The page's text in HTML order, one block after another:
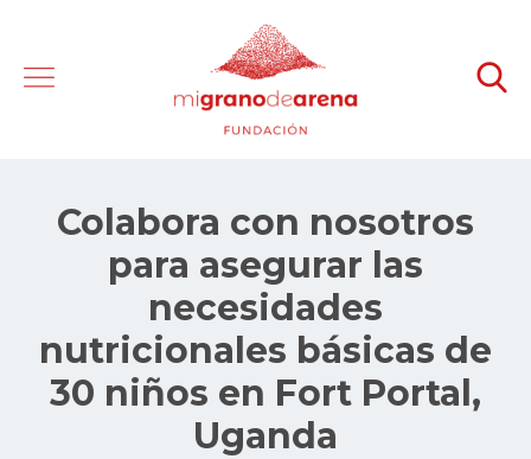
Colabora con nosotros
para asegurar las
necesidades
nutricionales básicas de
30 niños en Fort Portal,
Uganda